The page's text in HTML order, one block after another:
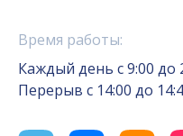
Время работы:
Каждый день с 9:00 до
Перерыв с 14:00 до